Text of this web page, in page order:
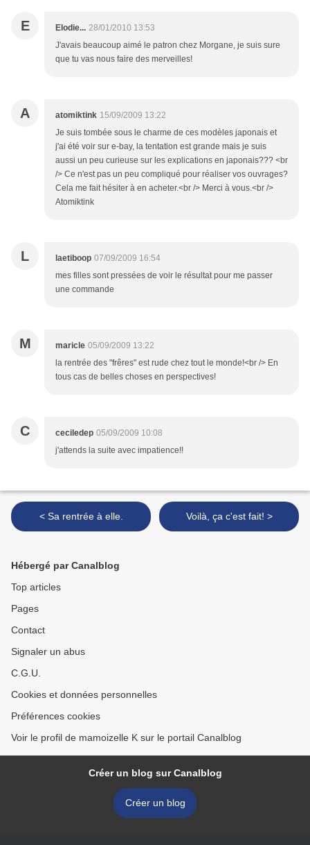
E Elodie... 28/01/2010 13:53
J'avais beaucoup aimé le patron chez Morgane, je suis sure
que tu vas nous faire des merveilles!
A atomiktink 15/09/2009 13:22
Je suis tombée sous le charme de ces modèles japonais et
j'ai été voir sur e-bay, la tentation est grande mais je suis
aussi un peu curieuse sur les explications en japonais??? <br
/> Ce n'est pas un peu compliqué pour réaliser vos ouvrages?
Cela me fait hésiter à en acheter.<br /> Merci à vous.<br />
Atomiktink
L laetiboop 07/09/2009 16:54
mes filles sont pressées de voir le résultat pour me passer
une commande
M maricle 05/09/2009 13:22
la rentrée des "frêres" est rude chez tout le monde!<br /> En
tous cas de belles choses en perspectives!
C ceciledep 05/09/2009 10:08
j'attends la suite avec impatience!!
< Sa rentrée à elle. Voilà, ça c'est fait! >
Hébergé par Canalblog
Top articles
Pages
Contact
Signaler un abus
C.G.U.
Cookies et données personnelles
Préférences cookies
Voir le profil de mamoizelle K sur le portail Canalblog
Créer un blog sur Canalblog
Créer un blog